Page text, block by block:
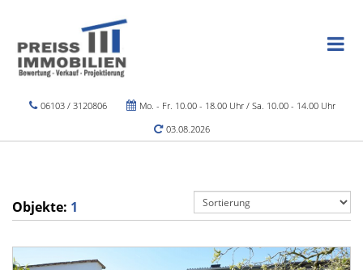
06103 / 3120806
Mo. - Fr. 10.00 - 18.00 Uhr / Sa. 10.00 - 14.00 Uhr
03.08.2026
Objekte: 1